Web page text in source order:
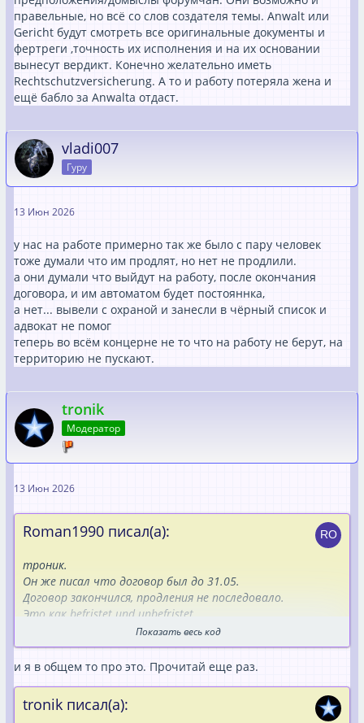
правельные, но всё со слов создателя темы. Anwalt или
Gericht будут смотреть все оригинальные документы и
фертреги ,точность их исполнения и на их основании
вынесут вердикт. Конечно желательно иметь
Rechtschutzversicherung. А то и работу потеряла жена и
ещё бабло за Anwalta отдаст.
vladi007
Гуру
13 Июн 2026
у нас на работе примерно так же было с пару человек
тоже думали что им продлят, но нет не продлили.
а они думали что выйдут на работу, после окончания
договора, и им автоматом будет постояннка,
а нет... вывели с охраной и занесли в чёрный список и
адвокат не помог
теперь во всём концерне не то что на работу не берут, на
территорию не пускают.
tronik
Модератор
13 Июн 2026
Roman1990 писал(а):
троник.
Он же писал что договор был до 31.05.
Договор закончился, продления не последовало.
Это как befristet und unbefristet.
Если не дали unbefristet или не продлили, значит надо
идти домой.
Или я что-то не понимаю.
Где он писал что unbefristet Vertrag?
Показать весь код
и я в общем то про это. Прочитай еще раз.
tronik писал(а):